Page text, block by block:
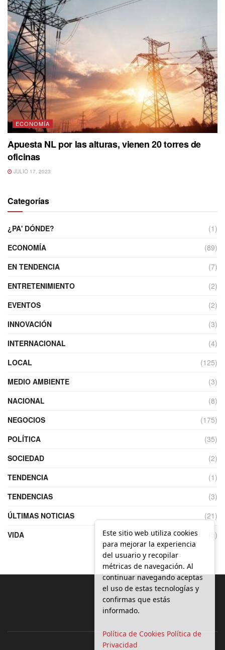
ECONOMÍA
Apuesta NL por las alturas, vienen 20 torres de
oficinas
JULIO 17, 2023
Categorías
¿PA' DÓNDE?
(1)
ECONOMÍA
(89)
EN TENDENCIA
(7)
ENTRETENIMIENTO
(2)
EVENTOS
(2)
INNOVACIÓN
(3)
INTERNACIONAL
(4)
LOCAL
(125)
MEDIO AMBIENTE
(3)
NACIONAL
(8)
NEGOCIOS
(175)
POLÍTICA
(35)
SOCIEDAD
(2)
TENDENCIA
(1)
TENDENCIAS
(3)
ÚLTIMAS NOTICIAS
(21)
VIDA
(5)
Este sitio web utiliza cookies
para mejorar la experiencia
del usuario y recopilar
métricas de navegación. Al
continuar navegando aceptas
el uso de estas tecnologías y
confirmas que estás
informado.
Política de Cookies Política de
Privacidad